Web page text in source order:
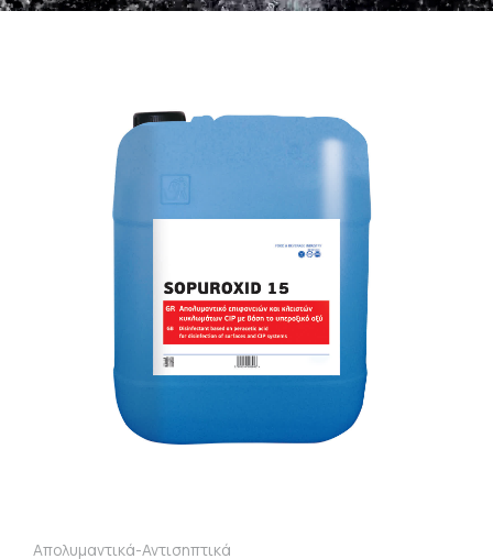
Βιομηχανία Τροφίμων & Ποτών
Απολυμαντικά-Αντισηπτικά